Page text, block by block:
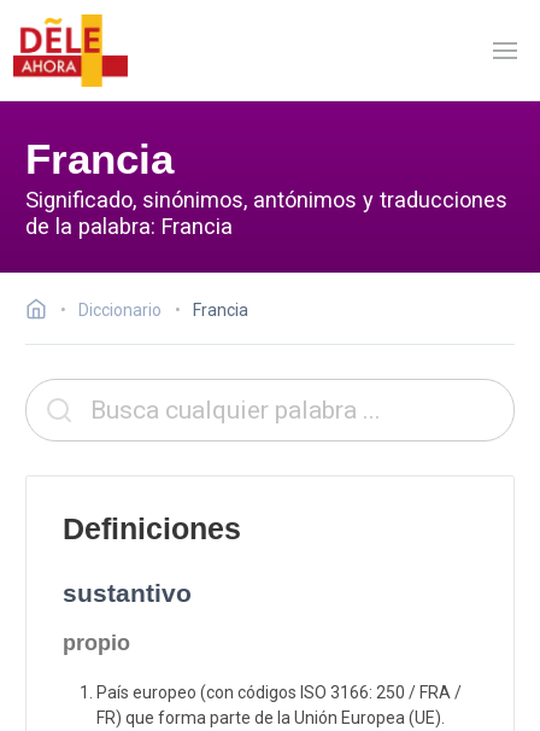
Francia
Significado, sinónimos, antónimos y traducciones
de la palabra: Francia
Diccionario Francia
Definiciones
sustantivo
propio
País europeo (con códigos ISO 3166: 250 / FRA /
FR) que forma parte de la Unión Europea (UE).